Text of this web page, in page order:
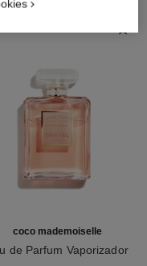
coco mademoiselle
de Parfum Vaporizador